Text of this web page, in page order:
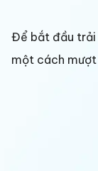
Để bắt đầu trải
một cách mượt